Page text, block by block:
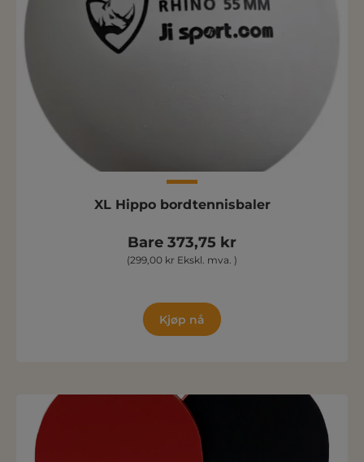
XL Hippo bordtennisbaler
Bare 373,75 kr
(299,00 kr Ekskl. mva. )
Kjøp nå